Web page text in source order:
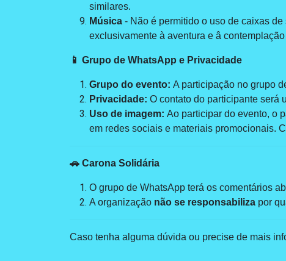
similares.
Música - Não é permitido o uso de caixas
exclusivamente à aventura e â
📱 Grupo de WhatsApp e Privacidade
Grupo do evento: A participação no grupo
Privacidade: O contato do participante será
Uso de imagem: Ao participar do evento, o
em redes sociais e materiais promocionais.
🚗 Carona Solidária
O grupo de WhatsApp terá os comentários
A organização não se responsabiliza por
Caso tenha alguma dúvida ou precise de mais